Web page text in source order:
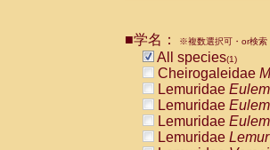
CebidaeCebus
CebidaeCebus
CebidaeSaimiri
CebidaeSaimiri
AtelidaeAlouatta
AtelidaeAlouatta
AtelidaeAlouatta
■学名： ※複数選択可・or検索
All species(1)
Cheirogaleidae
Lemuridae
Lemuridae
Lemuridae
Lemuridae